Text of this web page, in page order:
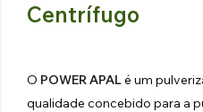
Centrífugo
O POWER APALé um
qualidade concebido para a